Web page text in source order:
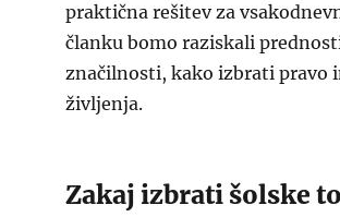
praktična rešitev za
članku bomo raziskali
značilnosti, kako izbrati pravo
življenja.
Zakaj izbrati šolske